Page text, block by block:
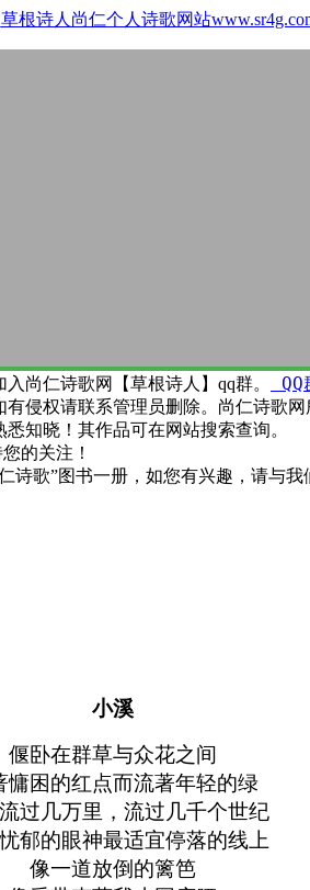
草根诗人尚仁个人诗歌网站
尚仁诗歌网【草根诗人】qq群。 QQ
侵权请联系管理员删除。尚仁诗歌网
知晓！其作品可在网站搜索查询。
的关注！
歌”图书一册，如您有兴趣，请与
小溪
偃卧在群草与众花之间
慵困的红点而流著年轻的绿
过几万里，流过几千个世纪
郁的眼神最适宜停落的线上
像一道放倒的篱笆